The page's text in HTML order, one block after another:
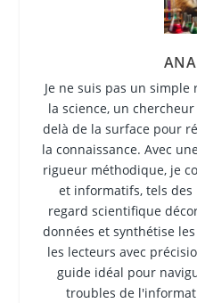
Je ne suis pas un
la science, un
delà de la surface pour
la connaissance. Avec
rigueur méthodique, je
et informatifs, tels des
regard scientifique
données et synthétise
les lecteurs avec
guide idéal pour
troubles de